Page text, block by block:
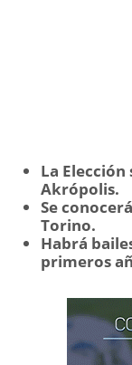
La Elección
Akrópolis.
Se
Torino.
Habrá
primeros